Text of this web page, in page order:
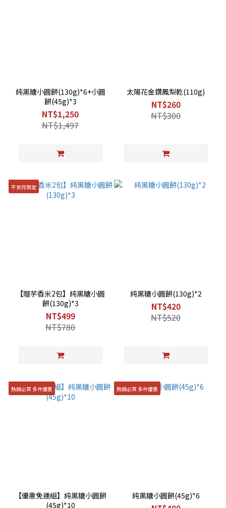
純黑糖小圓餅(130g)*6+小圓
餅(45g)*3
NT$1,250
NT$1,497
太陽花金鑽鳳梨乾(110g)
NT$260
NT$300
平安月限定
【贈芋香米2包】純黑糖小圓
餅(130g)*3
NT$499
NT$780
純黑糖小圓餅(130g)*2
NT$420
NT$520
熱銷必買 多件優惠
【優惠免運組】純黑糖小圓餅
(45g)*10
熱銷必買 多件優惠
純黑糖小圓餅(45g)*6